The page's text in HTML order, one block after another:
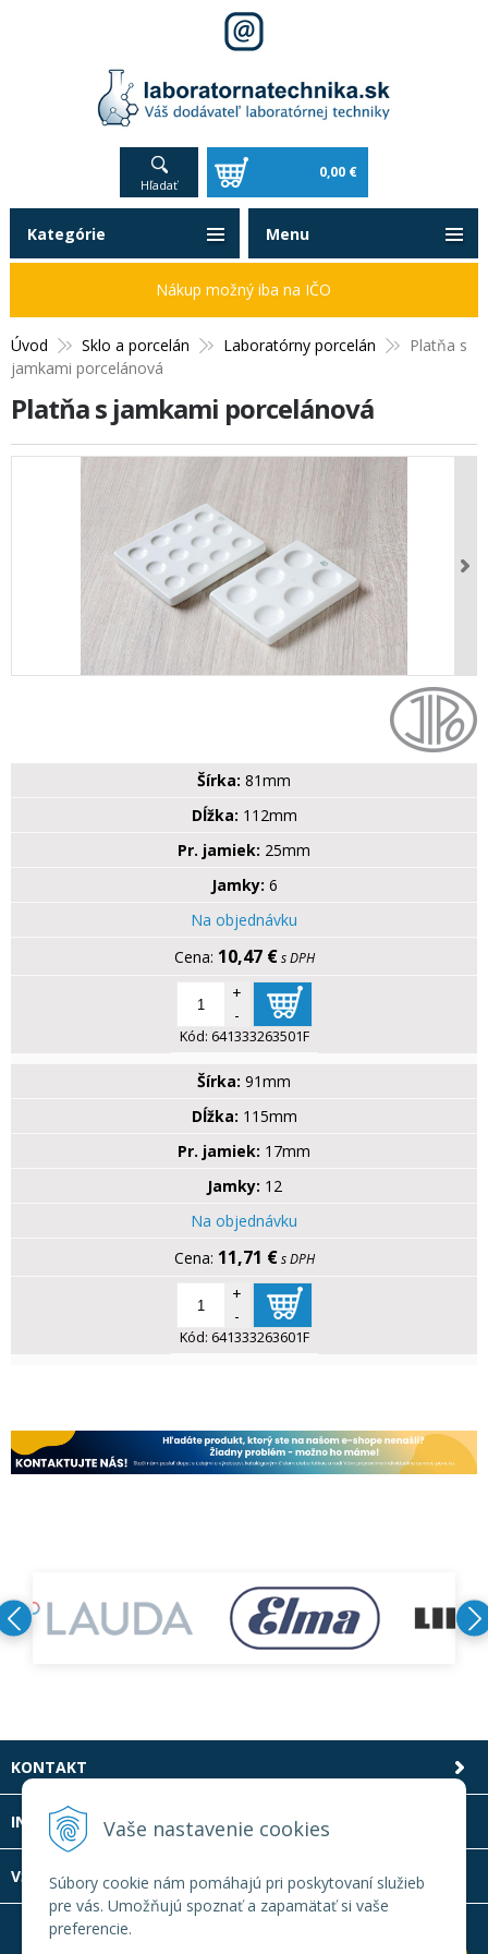
Vaše nastavenie cookies
Súbory cookie nám pomáhajú pri poskytovaní služieb
pre vás. Umožňujú spoznať a zapamätať si vaše
preferencie.
Hľadať
0,00 €
Úvod Sklo a porcelán Laboratórny porcelán
Platňa s
jamkami porcelánová
Platňa s jamkami porcelánová
Šírka: 81mm
Dĺžka: 112mm
Pr. jamiek: 25mm
Jamky: 6
Na objednávku
10,47 € s DPH
+
-
Kód: 641333263501F
Šírka: 91mm
Dĺžka: 115mm
Pr. jamiek: 17mm
Jamky: 12
Na objednávku
11,71 € s DPH
+
-
Kód: 641333263601F
Kategórie
Nákup možný iba na IČO
Menu
KONTAKT
INFOLINKA
VŠETKO O NÁKUPE